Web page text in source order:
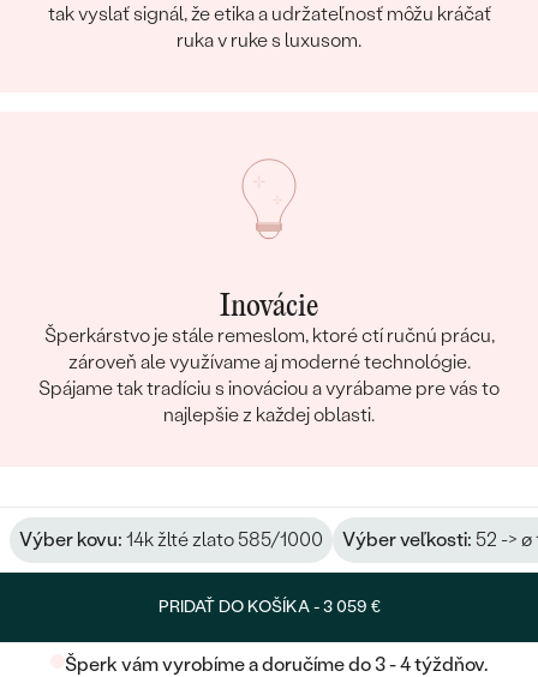
tak vyslať signál, že etika a udržateľnosť môžu kráčať
ruka v ruke s luxusom.
Inovácie
Šperkárstvo je stále remeslom, ktoré ctí ručnú prácu,
zároveň ale využívame aj moderné technológie.
Spájame tak tradíciu s inováciou a vyrábame pre vás to
najlepšie z každej oblasti.
Výber kovu: 14k žlté zlato 585/1000 Výber veľkosti: 52 -> ø
PRIDAŤ DO KOŠÍKA -3 059 €
Šperk vám vyrobíme a doručíme do 3 - 4 týždňov.